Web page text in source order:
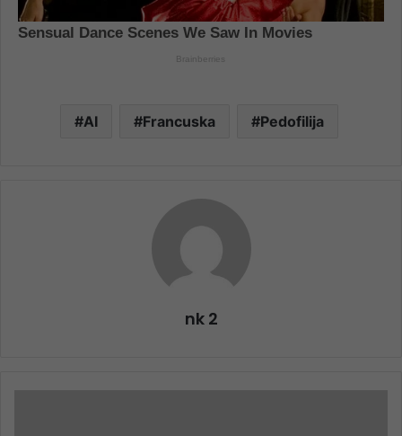
AI Francuska Pedofilija
nk 2